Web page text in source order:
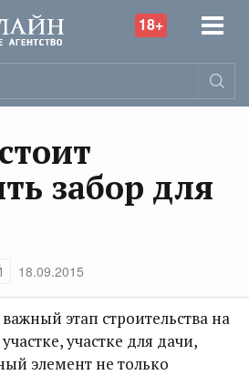
18+
забор для
18.09.2015
этап строительства на
участке для дачи,
элемент не только